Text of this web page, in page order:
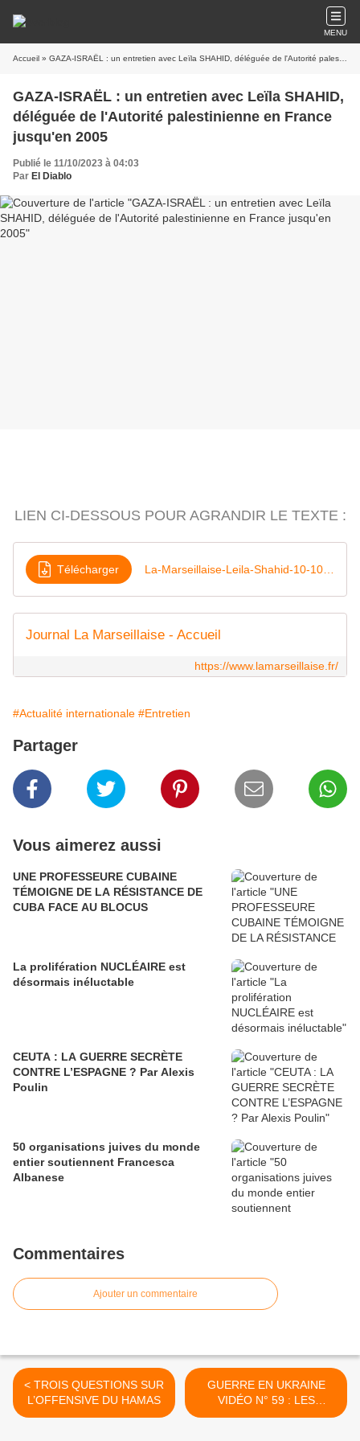
MENU
Accueil » GAZA-ISRAËL : un entretien avec Leïla SHAHID, déléguée de l'Autorité palestinienne en France jusqu'en 2005
GAZA-ISRAËL : un entretien avec Leïla SHAHID,
déléguée de l'Autorité palestinienne en France
jusqu'en 2005
Publié le 11/10/2023 à 04:03
Par El Diablo
LIEN CI-DESSOUS POUR AGRANDIR LE TEXTE :
Télécharger
Journal La Marseillaise - Accueil
https://www.lamarseillaise.fr/
#Actualité internationale #Entretien
Partager
Vous aimerez aussi
UNE PROFESSEURE CUBAINE
TÉMOIGNE DE LA RÉSISTANCE DE
CUBA FACE AU BLOCUS
La prolifération NUCLÉAIRE est
désormais inéluctable
CEUTA : LA GUERRE SECRÈTE
CONTRE L’ESPAGNE ? Par Alexis
Poulin
50 organisations juives du monde
entier soutiennent Francesca
Albanese
Commentaires
Ajouter un commentaire
< TROIS QUESTIONS SUR
L’OFFENSIVE DU HAMAS
GUERRE EN UKRAINE
VIDÉO N° 59 : LES
ÉCLAIRAGES DE VU-DU-